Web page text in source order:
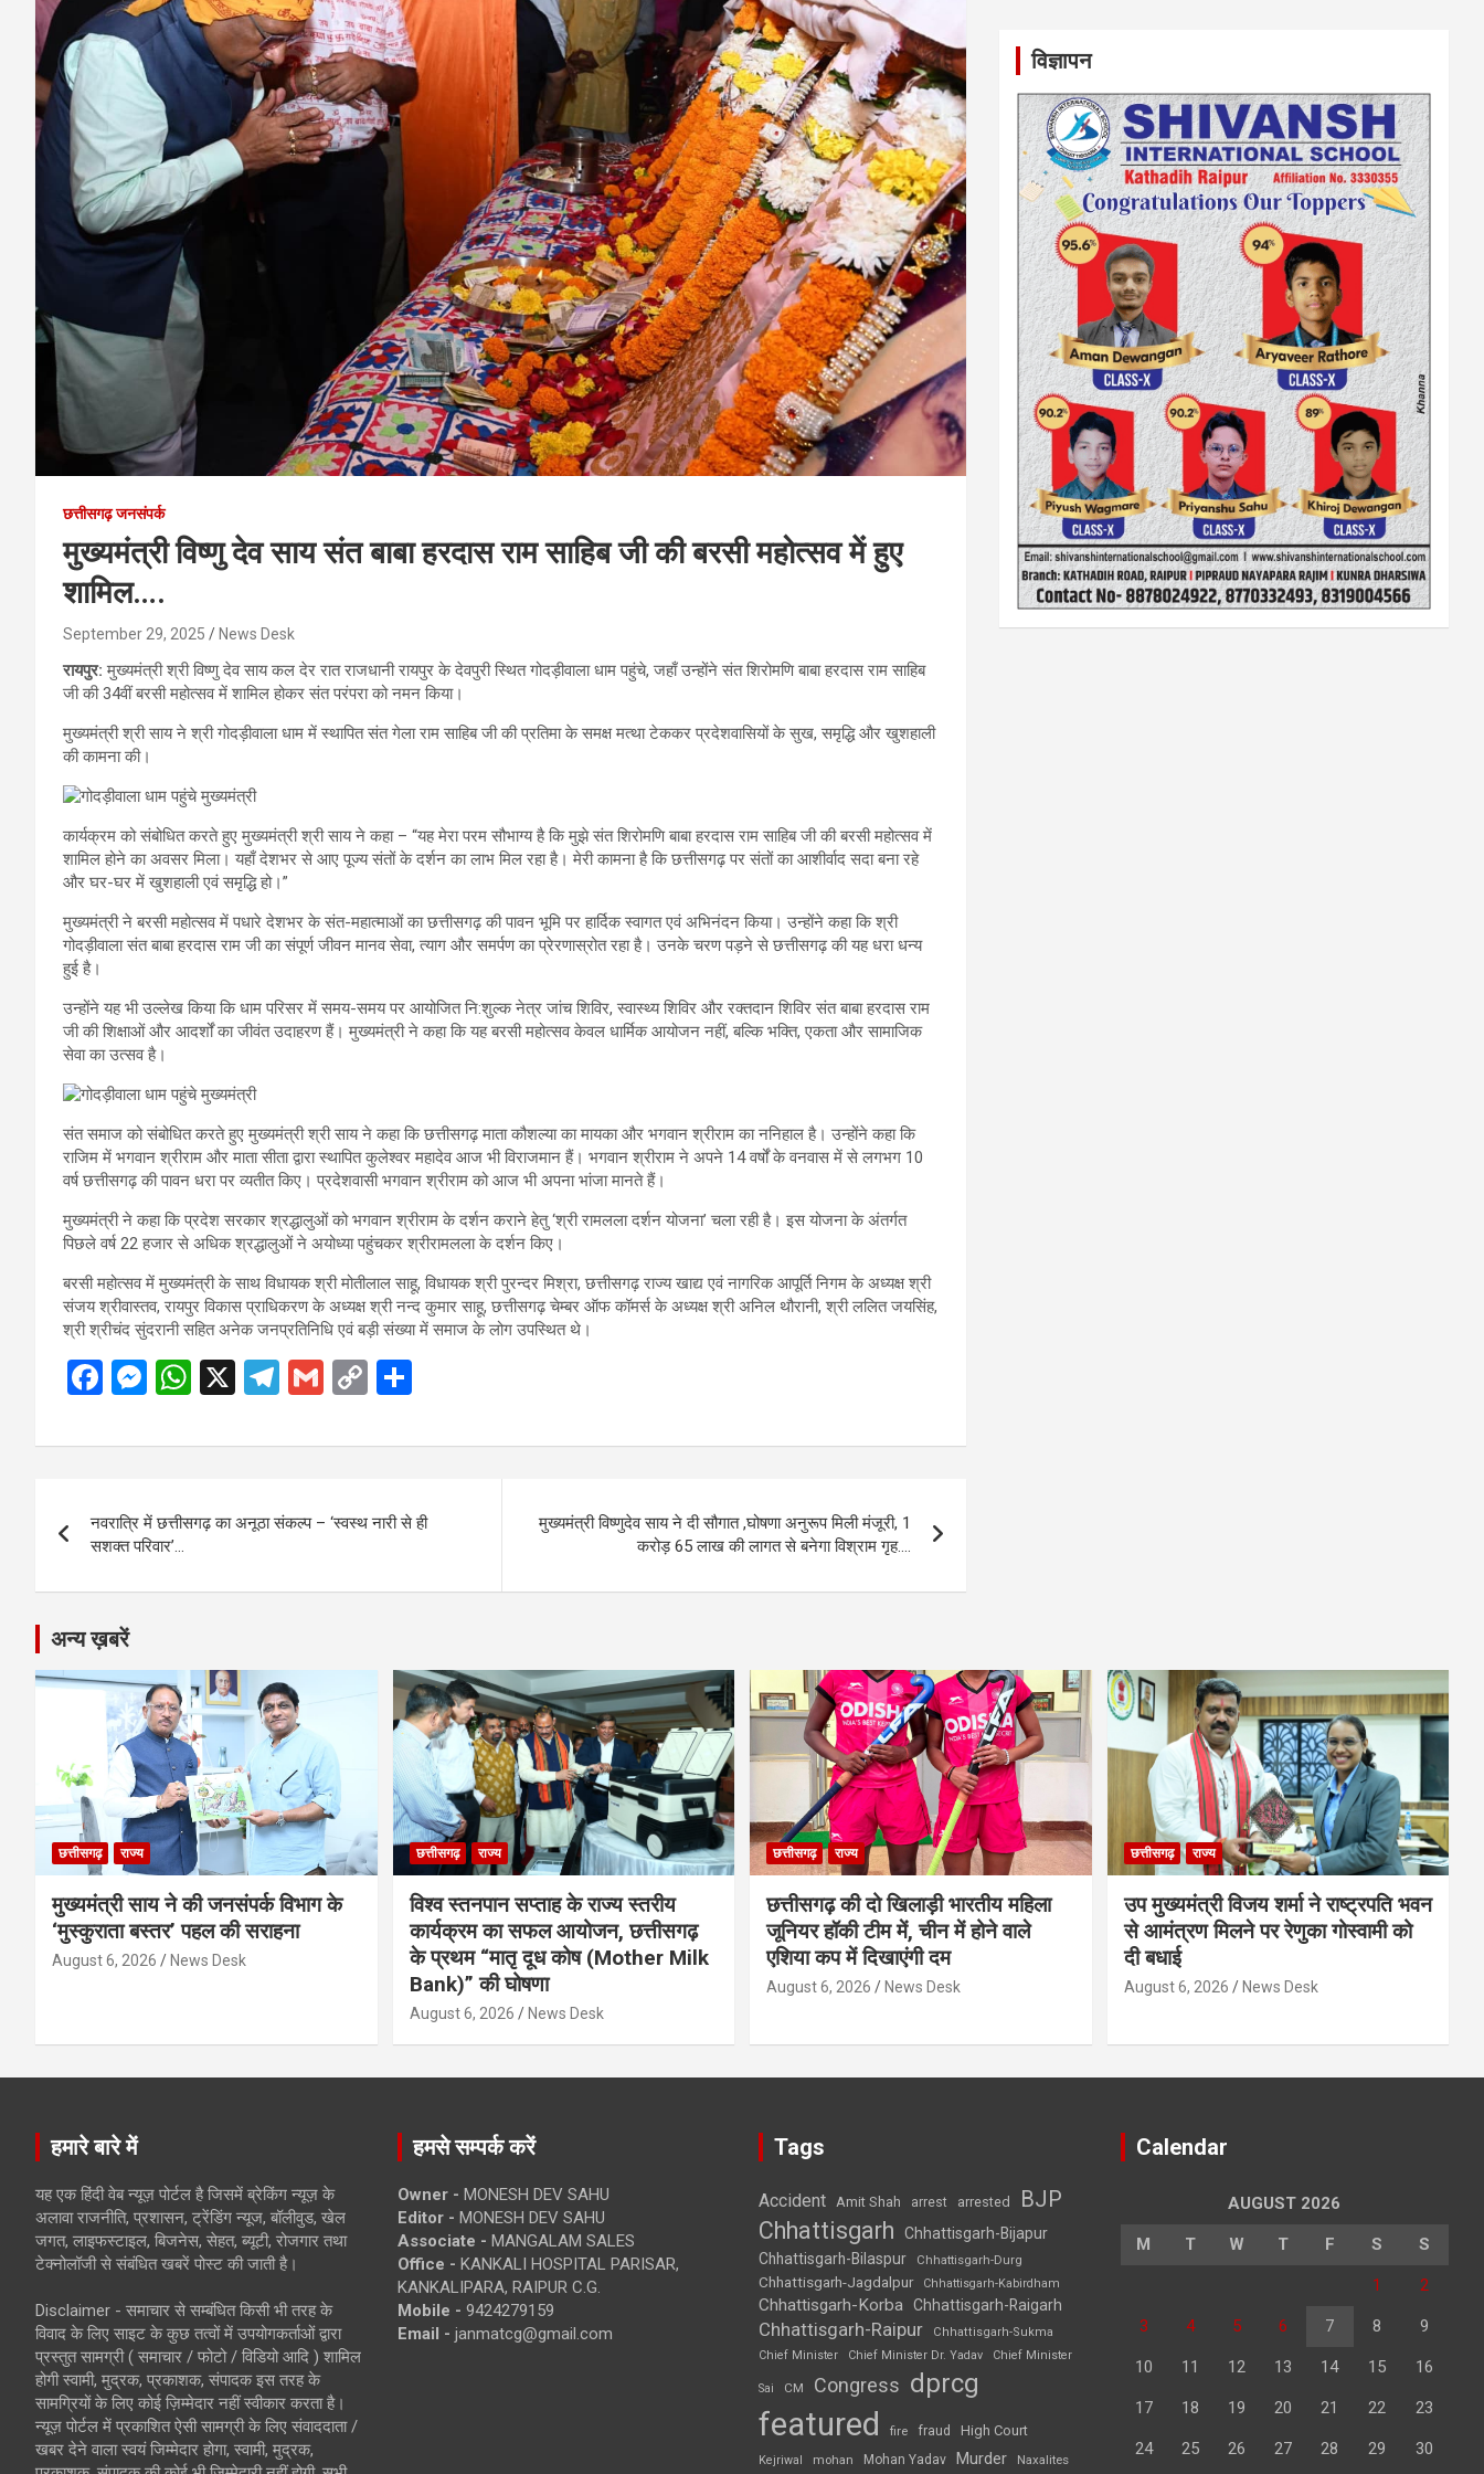
छत्तीसगढ़ जनसंपर्क
मुख्यमंत्री विष्णु देव साय संत बाबा हरदास राम साहिब जी की बरसी महोत्सव में हुए
शामिल….
September 29, 2025 News Desk
रायपुर: मुख्यमंत्री श्री विष्णु देव साय कल देर रात राजधानी रायपुर के देवपुरी स्थित गोदड़ीवाला धाम पहुंचे, जहाँ उन्होंने संत शिरोमणि बाबा हरदास राम साहिब
जी की 34वीं बरसी महोत्सव में शामिल होकर संत परंपरा को नमन किया।
मुख्यमंत्री श्री साय ने श्री गोदड़ीवाला धाम में स्थापित संत गेला राम साहिब जी की प्रतिमा के समक्ष मत्था टेककर प्रदेशवासियों के सुख, समृद्धि और खुशहाली
की कामना की।
कार्यक्रम को संबोधित करते हुए मुख्यमंत्री श्री साय ने कहा – “यह मेरा परम सौभाग्य है कि मुझे संत शिरोमणि बाबा हरदास राम साहिब जी की बरसी महोत्सव में
शामिल होने का अवसर मिला। यहाँ देशभर से आए पूज्य संतों के दर्शन का लाभ मिल रहा है। मेरी कामना है कि छत्तीसगढ़ पर संतों का आशीर्वाद सदा बना रहे
और घर-घर में खुशहाली एवं समृद्धि हो।”
मुख्यमंत्री ने बरसी महोत्सव में पधारे देशभर के संत-महात्माओं का छत्तीसगढ़ की पावन भूमि पर हार्दिक स्वागत एवं अभिनंदन किया। उन्होंने कहा कि श्री
गोदड़ीवाला संत बाबा हरदास राम जी का संपूर्ण जीवन मानव सेवा, त्याग और समर्पण का प्रेरणास्रोत रहा है। उनके चरण पड़ने से छत्तीसगढ़ की यह धरा धन्य
हुई है।
उन्होंने यह भी उल्लेख किया कि धाम परिसर में समय-समय पर आयोजित नि:शुल्क नेत्र जांच शिविर, स्वास्थ्य शिविर और रक्तदान शिविर संत बाबा हरदास राम
जी की शिक्षाओं और आदर्शों का जीवंत उदाहरण हैं। मुख्यमंत्री ने कहा कि यह बरसी महोत्सव केवल धार्मिक आयोजन नहीं, बल्कि भक्ति, एकता और सामाजिक
सेवा का उत्सव है।
संत समाज को संबोधित करते हुए मुख्यमंत्री श्री साय ने कहा कि छत्तीसगढ़ माता कौशल्या का मायका और भगवान श्रीराम का ननिहाल है। उन्होंने कहा कि
राजिम में भगवान श्रीराम और माता सीता द्वारा स्थापित कुलेश्वर महादेव आज भी विराजमान हैं। भगवान श्रीराम ने अपने 14 वर्षों के वनवास में से लगभग 10
वर्ष छत्तीसगढ़ की पावन धरा पर व्यतीत किए। प्रदेशवासी भगवान श्रीराम को आज भी अपना भांजा मानते हैं।
मुख्यमंत्री ने कहा कि प्रदेश सरकार श्रद्धालुओं को भगवान श्रीराम के दर्शन कराने हेतु ‘श्री रामलला दर्शन योजना’ चला रही है। इस योजना के अंतर्गत
पिछले वर्ष 22 हजार से अधिक श्रद्धालुओं ने अयोध्या पहुंचकर श्रीरामलला के दर्शन किए।
बरसी महोत्सव में मुख्यमंत्री के साथ विधायक श्री मोतीलाल साहू, विधायक श्री पुरन्दर मिश्रा, छत्तीसगढ़ राज्य खाद्य एवं नागरिक आपूर्ति निगम के अध्यक्ष श्री
संजय श्रीवास्तव, रायपुर विकास प्राधिकरण के अध्यक्ष श्री नन्द कुमार साहू, छत्तीसगढ़ चेम्बर ऑफ कॉमर्स के अध्यक्ष श्री अनिल थौरानी, श्री ललित जयसिंह,
श्री श्रीचंद सुंदरानी सहित अनेक जनप्रतिनिधि एवं बड़ी संख्या में समाज के लोग उपस्थित थे।
F
ce
o
o
k
M
se
g
er
W
at
A
p
X
T
e
a
G
ail
C
py
n
ar
navigation
नवरात्रि में छत्तीसगढ़ का अनूठा संकल्प – ‘स्वस्थ नारी से ही
सशक्त परिवार’…
मुख्यमंत्री विष्णुदेव साय ने दी सौगात ,घोषणा अनुरूप मिली मंजूरी, 1
करोड़ 65 लाख की लागत से बनेगा विश्राम गृह….
विज्ञापन
अन्य ख़बरें
छत्तीसगढ़ राज्य
मुख्यमंत्री साय ने की जनसंपर्क विभाग के
‘मुस्कुराता बस्तर’ पहल की सराहना
August 6, 2026 News Desk
छत्तीसगढ़ राज्य
विश्व स्तनपान सप्ताह के राज्य स्तरीय
कार्यक्रम का सफल आयोजन, छत्तीसगढ़
के प्रथम “मातृ दूध कोष (Mother Milk
Bank)” की घोषणा
August 6, 2026 News Desk
छत्तीसगढ़ राज्य
छत्तीसगढ़ की दो खिलाड़ी भारतीय महिला
जूनियर हॉकी टीम में, चीन में होने वाले
एशिया कप में दिखाएंगी दम
August 6, 2026 News Desk
छत्तीसगढ़ राज्य
उप मुख्यमंत्री विजय शर्मा ने राष्ट्रपति भवन
से आमंत्रण मिलने पर रेणुका गोस्वामी को
दी बधाई
August 6, 2026 News Desk
हमारे बारे में
यह एक हिंदी वेब न्यूज़ पोर्टल है जिसमें ब्रेकिंग न्यूज़ के
अलावा राजनीति, प्रशासन, ट्रेंडिंग न्यूज, बॉलीवुड, खेल
जगत, लाइफस्टाइल, बिजनेस, सेहत, ब्यूटी, रोजगार तथा
टेक्नोलॉजी से संबंधित खबरें पोस्ट की जाती है।
Disclaimer - समाचार से सम्बंधित किसी भी तरह के
विवाद के लिए साइट के कुछ तत्वों में उपयोगकर्ताओं द्वारा
प्रस्तुत सामग्री ( समाचार / फोटो / विडियो आदि ) शामिल
होगी स्वामी, मुद्रक, प्रकाशक, संपादक इस तरह के
सामग्रियों के लिए कोई ज़िम्मेदार नहीं स्वीकार करता है।
न्यूज़ पोर्टल में प्रकाशित ऐसी सामग्री के लिए संवाददाता /
खबर देने वाला स्वयं जिम्मेदार होगा, स्वामी, मुद्रक,
हमसे सम्पर्क करें
Owner - MONESH DEV SAHU
Editor - MONESH DEV SAHU
Associate - MANGALAM SALES
Office - KANKALI HOSPITAL PARISAR,
KANKALIPARA, RAIPUR C.G.
Mobile - 9424279159
Email - janmatcg@gmail.com
Tags
Accident Amit Shah arrest arrested BJP
Chhattisgarh
Chhattisgarh-Bijapur
Chhattisgarh-Bilaspur
Chhattisgarh-Durg
Chhattisgarh-Jagdalpur Chhattisgarh-Kabirdham
Chhattisgarh-Korba Chhattisgarh-Raigarh
Chhattisgarh-Raipur
Chhattisgarh-Sukma
Chief Minister
Chief Minister Dr. Yadav Chief Minister
Sai CM Congress dprcg
featured fire fraud High Court
Kejriwal mohan Mohan Yadav Murder Naxalites
Calendar
AUGUST 2026
M T W T F S S
1 2
3 4 5 6 7 8 9
10 11 12 13 14 15 16
17 18 19 20 21 22 23
24 25 26 27 28 29 30